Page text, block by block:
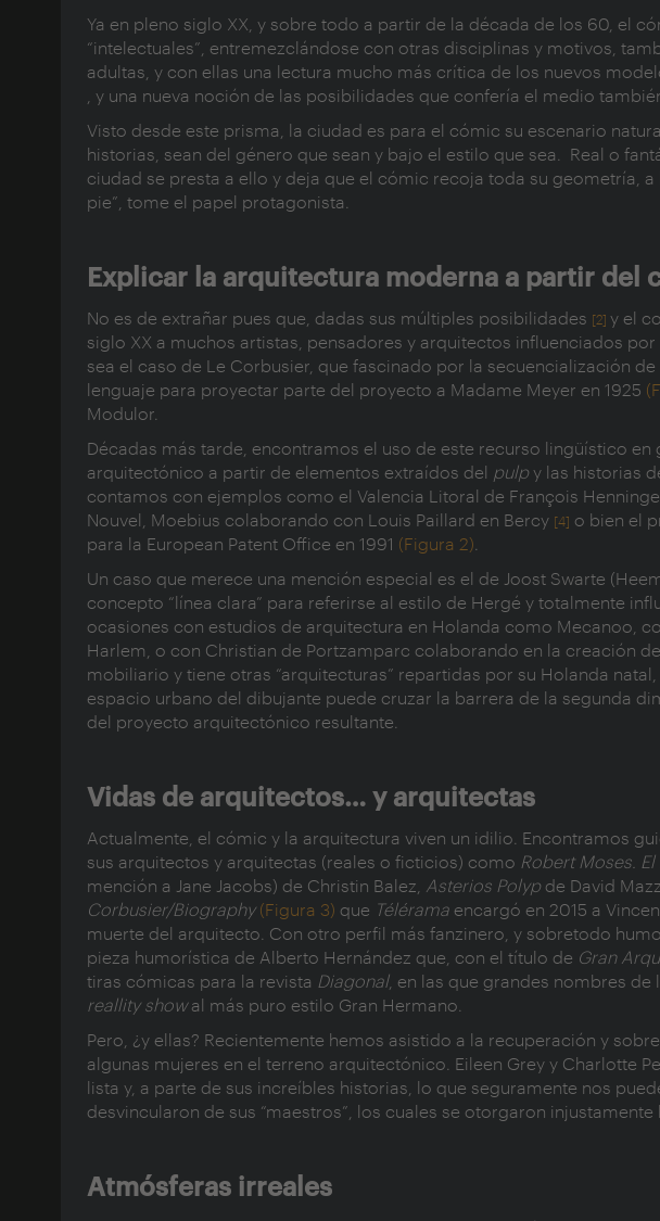
Ya en pleno siglo XX, y sobre todo a partir de la década de los 60, el
“intelectuales”, entremezclándose con otras disciplinas y motivos,
adultas, y con ellas una lectura mucho más crítica de los nuevos
, y una nueva noción de las posibilidades que confería el medio
Visto desde este prisma, la ciudad es para el cómic su escenario
historias, sean del género que sean y bajo el estilo que sea. Real o
ciudad se presta a ello y deja que el cómic recoja toda su geometría, a
pie”, tome el papel protagonista.
Explicar la arquitectura moderna a partir del
No es de extrañar pues que, dadas sus múltiples posibilidades [2] y el
siglo XX a muchos artistas, pensadores y arquitectos influenciados
sea el caso de Le Corbusier, que fascinado por la secuencialización de
lenguaje para proyectar parte del proyecto a Madame Meyer en 1925
Modulor.
Décadas más tarde, encontramos el uso de este recurso lingüístico
arquitectónico a partir de elementos extraídos del pulpy las historias
contamos con ejemplos como el Valencia Litoral de François
Nouvel, Moebius colaborando con Louis Paillard en Bercy [4] o bien el
para la European Patent Office en 1991 (Figura 2)
Un caso que merece una mención especial es el de Joost Swarte
concepto “línea clara” para referirse al estilo de Hergé y totalmente
ocasiones con estudios de arquitectura en Holanda como Mecanoo,
Harlem, o con Christian de Portzamparc colaborando en la creación
mobiliario y tiene otras “arquitecturas” repartidas por su Holanda
espacio urbano del dibujante puede cruzar la barrera de la segunda
del proyecto arquitectónico resultante.
Vidas de arquitectos… y arquitectas
Actualmente, el cómic y la arquitectura viven un idilio. Encontramos
sus arquitectos y arquitectas (reales o ficticios) como Robert Moses.
mención a Jane Jacobs) de Christin Balez, Asterios Polypde David
Corbusier/Biography (Figura 3) que Télérama encargó en 2015 a
muerte del arquitecto. Con otro perfil más fanzinero, y sobretodo
pieza humorística de Alberto Hernández que, con el título de Gran
tiras cómicas para la revista Diagonal, en las que grandes nombres
reallity showal más puro estilo Gran Hermano.
Pero, ¿y ellas? Recientemente hemos asistido a la recuperación y
algunas mujeres en el terreno arquitectónico. Eileen Grey y Charlotte
lista y, a parte de sus increíbles historias, lo que seguramente nos
desvincularon de sus “maestros”, los cuales se otorgaron
Atmósferas irreales